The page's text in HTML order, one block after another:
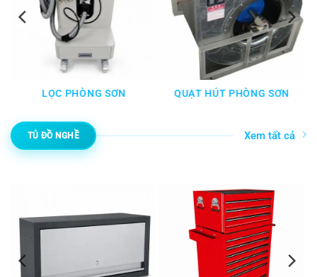
LỌC PHÒNG SƠN QUẠT HÚT PHÒNG SƠN
TỦ ĐỒ NGHỀ Xem tất cả